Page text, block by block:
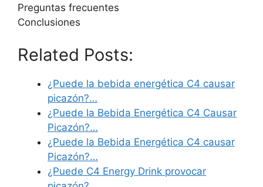
Preguntas frecuentes
Conclusiones
Related Posts:
¿Puede la bebida energética C4 causar
picazón?…
¿Puede la Bebida Energética C4 Causar
Picazón?…
¿Puede la Bebida Energética C4 causar
Picazón?…
¿Puede C4 Energy Drink provocar